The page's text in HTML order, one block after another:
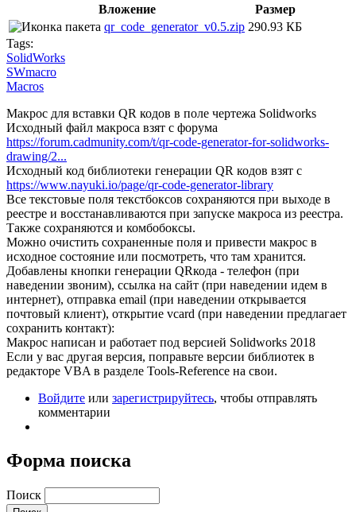
Вложение
Размер
qr_code_generator_v0.5.zip 290.93 КБ
Tags:
SolidWorks
SWmacro
Macros
Макрос для вставки QR кодов в поле чертежа Solidworks
Исходный файл макроса взят с форума
https://forum.cadmunity.com/t/qr-code-generator-for-solidworks-
drawing/2...
Исходный код библиотеки генерации QR кодов взят с
https://www.nayuki.io/page/qr-code-generator-library
Все текстовые поля текстбоксов сохраняются при выходе в
реестре и восстанавливаются при запуске макроса из реестра.
Также сохраняются и комбобоксы.
Можно очистить сохраненные поля и привести макрос в
исходное состояние или посмотреть, что там хранится.
Добавлены кнопки генерации QRкода - телефон (при
наведении звоним), ссылка на сайт (при наведении идем в
интернет), отправка email (при наведении открывается
почтовый клиент), открытие vcard (при наведении предлагает
сохранить контакт):
Макрос написан и работает под версией Solidworks 2018
Если у вас другая версия, поправьте версии библиотек в
редакторе VBA в разделе Тооls-Reference на свои.
Войдите или зарегистрируйтесь, чтобы отправлять
комментарии
Форма поиска
Поиск